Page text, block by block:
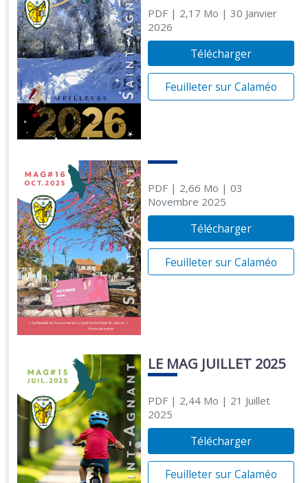
PDF| 2,17 Mo | 30 Janvier
2026
Télécharger
Feuilleter sur Calaméo
PDF| 2,66 Mo | 03
Novembre 2025
Télécharger
Feuilleter sur Calaméo
LE MAG JUILLET 2025
PDF| 2,44 Mo | 21 Juillet
2025
Télécharger
Feuilleter sur Calaméo